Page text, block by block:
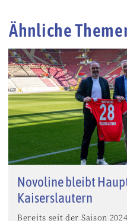
Ähnliche
Novoline bleibt
Kaiserslautern
Bereits seit der Saison